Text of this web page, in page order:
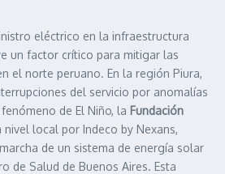
eléctrico en la infraestructura
un factor crítico para mitigar las
el norte peruano. En la región Piura,
del servicio por anomalías
de El Niño, la Fundación
nivel local por Indeco by Nexans,
de un sistema de energía solar
de Salud de Buenos Aires. Esta